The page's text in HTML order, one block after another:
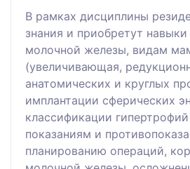
В рамках дисциплины
знания и приобретут
молочной железы, видам
(увеличивающая,
анатомических и круглых
имплантации сферических
классификации
показаниям и
планированию операций,